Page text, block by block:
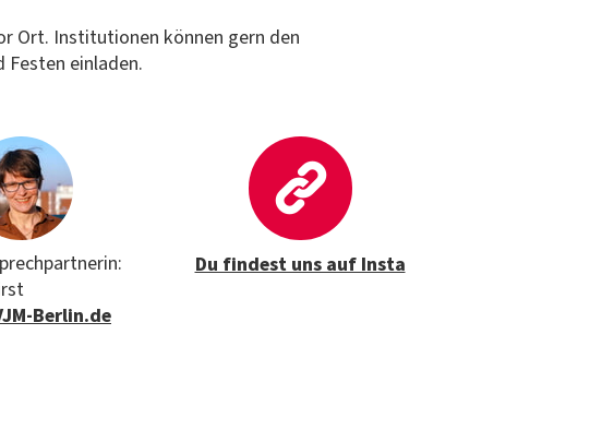
Ort. Institutionen können gern den
Festen einladen.
Berlin.de
Du findest uns auf Insta